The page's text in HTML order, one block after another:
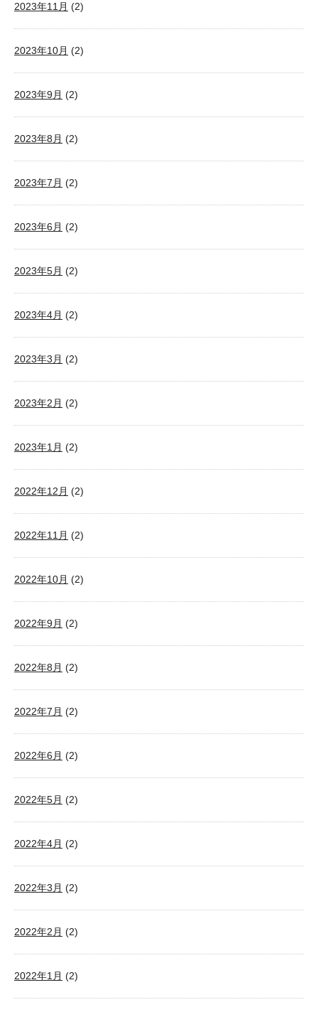
2023年11月 (2)
2023年10月 (2)
2023年9月 (2)
2023年8月 (2)
2023年7月 (2)
2023年6月 (2)
2023年5月 (2)
2023年4月 (2)
2023年3月 (2)
2023年2月 (2)
2023年1月 (2)
2022年12月 (2)
2022年11月 (2)
2022年10月 (2)
2022年9月 (2)
2022年8月 (2)
2022年7月 (2)
2022年6月 (2)
2022年5月 (2)
2022年4月 (2)
2022年3月 (2)
2022年2月 (2)
2022年1月 (2)